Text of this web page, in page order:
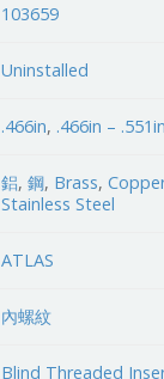
103659
Uninstalled
.466in, .466in – .551in
鋁,鋼, Brass,
Stainless Steel
ATLAS
內螺紋
Blind Threaded